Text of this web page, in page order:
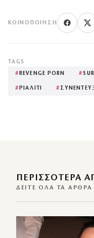
ΚΟΙΝΟΠΟΊΗΣΗ
TAGS
#REVENGE PORN #
#ΡΙΑΛΙΤΙ #
ΠΕΡΙΣΣΌΤΕΡΑ
ΔΕΊΤΕ ΌΛΑ ΤΑ